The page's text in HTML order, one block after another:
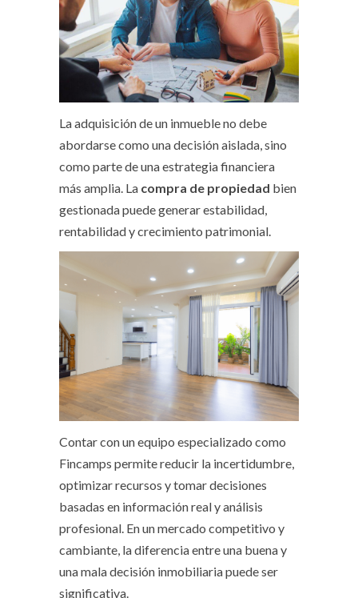
La adquisición de un inmueble no debe
abordarse como una decisión aislada, sino
como parte de una estrategia financiera
más amplia. La compra de propiedad bien
gestionada puede generar estabilidad,
rentabilidad y crecimiento patrimonial.
Contar con un equipo especializado como
Fincamps permite reducir la incertidumbre,
optimizar recursos y tomar decisiones
basadas en información real y análisis
profesional. En un mercado competitivo y
cambiante, la diferencia entre una buena y
una mala decisión inmobiliaria puede ser
significativa.